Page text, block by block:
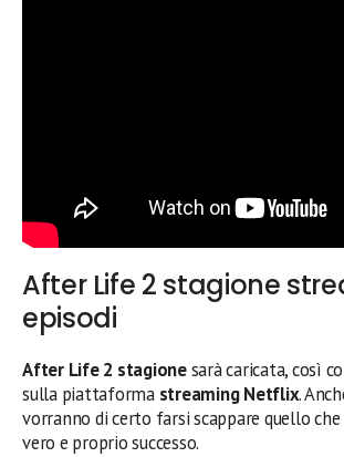
After Life 2 stagione
episodi
After Life 2 stagionesarà caricata, così
sulla piattaforma streaming Netflix.
vorranno di certo farsi scappare quello
vero e proprio successo.